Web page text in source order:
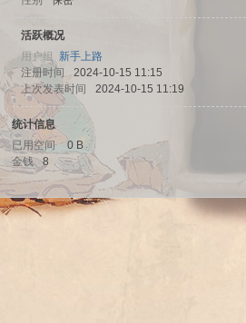
uz!
活跃概况
用户组 新手上路
注册时间
2024-10-15 11:15
上次发表时间
2024-10-15 11:19
统计信息
已用空间
0 B
金钱
8